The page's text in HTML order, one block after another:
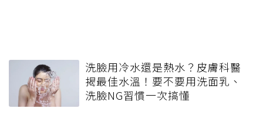
洗臉用冷水還是熱水？皮膚科醫
揭最佳水溫！要不要用洗面乳、
洗臉NG習慣一次搞懂